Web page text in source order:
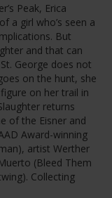
Peak, Erica
a girl who’s seen a
But
and that can
George does not
on the hunt, she
on her trail in
returns
of the Eisner and
Award-winning
artist Werther
(Bleed Them
Collecting